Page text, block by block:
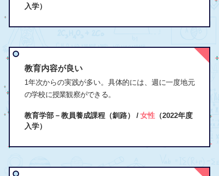
入学）
教育内容が良い
1年次からの実践が多い。具体的には、週に一度地元
の学校に授業観察ができる。
教育学部－教員養成課程（釧路） / 女性（2022年度
入学）